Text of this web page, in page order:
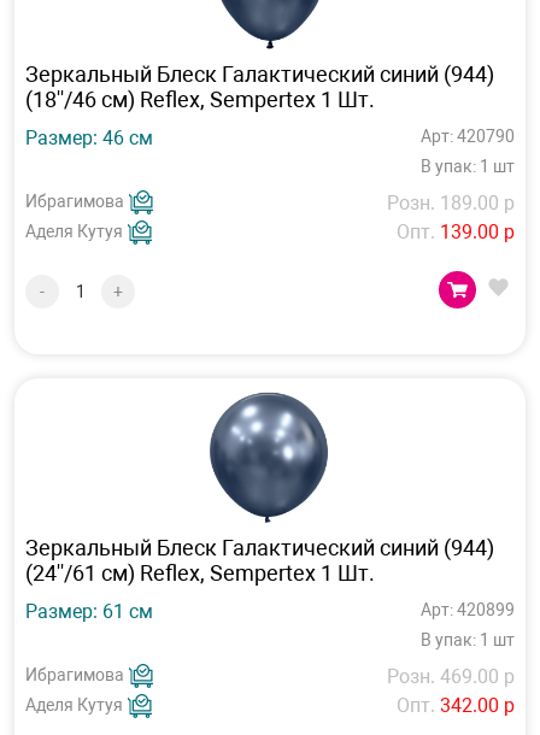
Зеркальный Блеск Галактический синий (944)
(18''/46 см) Reflex, Sempertex 1 Шт.
Размер: 46 см
Арт: 420790
В упак: 1 шт
Ибрагимова
Аделя Кутуя
Розн. 189.00 р
Опт. 139.00 р
- +
Зеркальный Блеск Галактический синий (944)
(24''/61 см) Reflex, Sempertex 1 Шт.
Размер: 61 см
Арт: 420899
В упак: 1 шт
Ибрагимова
Аделя Кутуя
Розн. 469.00 р
Опт. 342.00 р